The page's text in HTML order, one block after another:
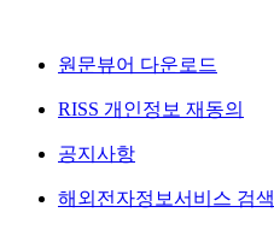
원문뷰어 다운로드
RISS 개인정보 재동의
공지사항
해외전자정보서비스 검색